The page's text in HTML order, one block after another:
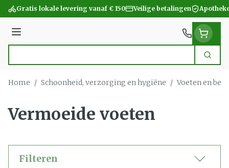
Ga naar de inhoud
Gratis lokale levering vanaf € 150 Veilige betalingen
Menu
Zoek
Home / Schoonheid, verzorging en hygiëne / Voeten en
Vermoeide voeten
Filteren